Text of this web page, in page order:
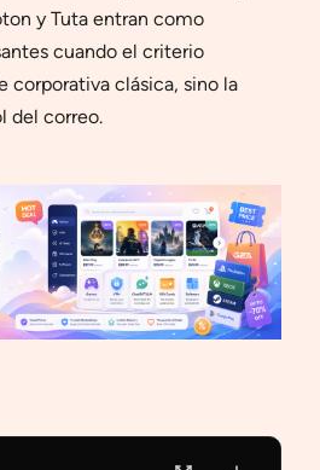
y Tuta entran como
cuando el criterio
corporativa clásica, sino la
del correo.